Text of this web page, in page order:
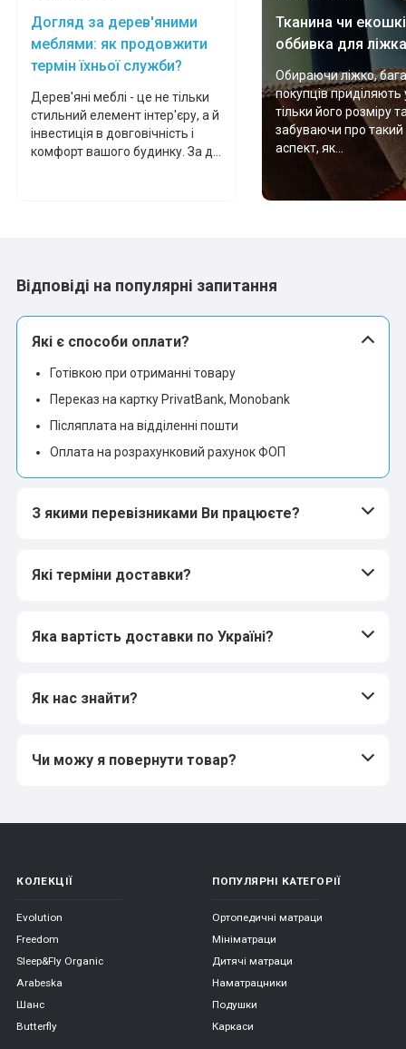
Догляд за дерев'яними
меблями: як продовжити
термін їхньої служби?
Дерев'яні меблі - це не тільки
стильний елемент інтер'єру, а й
інвестиція в довговічність і
комфорт вашого будинку. За д...
Тканина чи
оббивка для
Обираючи ліжко,
покупців приділяють
тільки його розміру
забуваючи про
аспект, як...
Відповіді на популярні запитання
Які є способи оплати?
Готівкою при отриманні товару
Переказ на картку PrivatBank, Monobank
Післяплата на відділенні пошти
Оплата на розрахунковий рахунок ФОП
З якими перевізниками Ви працюєте?
Які терміни доставки?
Яка вартість доставки по Україні?
Як нас знайти?
Чи можу я повернути товар?
КОЛЕКЦІЇ
Evolution
Freedom
Sleep&Fly Organic
Arabeska
Шанс
Butterfly
ПОПУЛЯРНІ КАТЕГОРІЇ
Ортопедичні матраци
Мініматраци
Дитячі матраци
Наматрацники
Подушки
Каркаси